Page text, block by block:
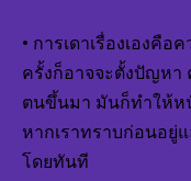
• การเดาเรื่องเองคือ
ครั้งก็อาจจะตั้งปัญหา
ตนขึ้นมา มันก็ทำให้ห
หากเราทราบก่อนอยู่
โดยทันที